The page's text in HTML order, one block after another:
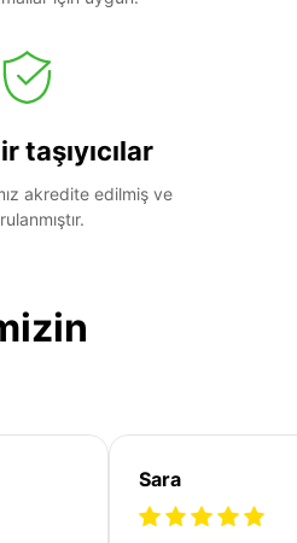
taşıyıcılar
akredite edilmiş ve
Sara